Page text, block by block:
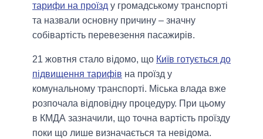
тарифи на проїзд у громадському транспорті
та назвали основну причину – значну
собівартість перевезення пасажирів.
21 жовтня стало відомо, що Київ готується до
підвищення тарифів на проїзд у
комунальному транспорті. Міська влада вже
розпочала відповідну процедуру. При цьому
в КМДА зазначили, що точна вартість проїзду
поки що лише визначається та невідома.